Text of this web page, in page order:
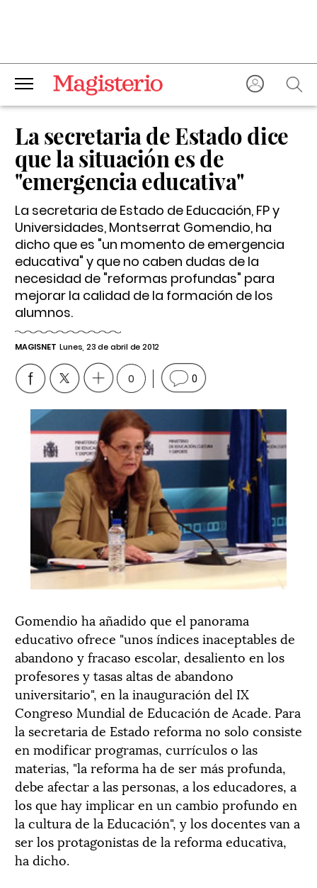
La secretaria de Estado dice
que la situación es de
"emergencia educativa"
La secretaria de Estado de Educación, FP y
Universidades, Montserrat Gomendio, ha
dicho que es "un momento de emergencia
educativa" y que no caben dudas de la
necesidad de "reformas profundas" para
mejorar la calidad de la formación de los
alumnos.
MAGISNET Lunes, 23 de abril de 2012
0 0
Gomendio ha añadido que el panorama
educativo ofrece "unos índices inaceptables de
abandono y fracaso escolar, desaliento en los
profesores y tasas altas de abandono
universitario", en la inauguración del IX
Congreso Mundial de Educación de Acade. Para
la secretaria de Estado reforma no solo consiste
en modificar programas, currículos o las
materias, "la reforma ha de ser más profunda,
debe afectar a las personas, a los educadores, a
los que hay implicar en un cambio profundo en
la cultura de la Educación", y los docentes van a
ser los protagonistas de la reforma educativa,
ha dicho.